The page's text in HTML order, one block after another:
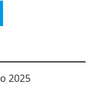
2025